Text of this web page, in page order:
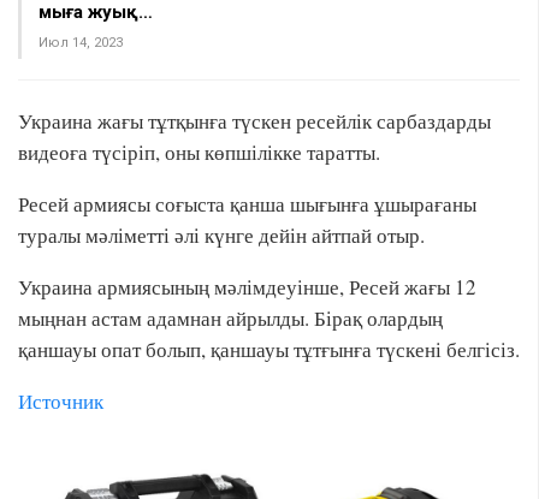
мыңға жуық…
Июл 14, 2023
Украина жағы тұтқынға түскен ресейлік сарбаздарды
видеоға түсіріп, оны көпшілікке таратты.
Ресей армиясы соғыста қанша шығынға ұшырағаны
туралы мәліметті әлі күнге дейін айтпай отыр.
Украина армиясының мәлімдеуінше, Ресей жағы 12
мыңнан астам адамнан айрылды. Бірақ олардың
қаншауы опат болып, қаншауы тұтғынға түскені белгісіз.
Источник